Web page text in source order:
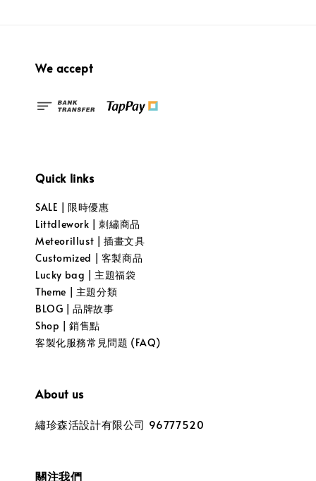
We accept
Quick links
SALE | 限時優惠
Littdlework | 刺繡商品
Meteorillust | 插畫文具
Customized | 客製商品
Lucky bag | 主題福袋
Theme | 主題分類
BLOG | 品牌故事
Shop | 銷售點
客製化服務常見問題 (FAQ)
About us
繡珍森活設計有限公司 96777520
關注我們